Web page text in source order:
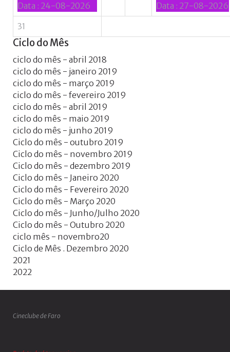
Data : 24-08-2026
Data : 27-08-2026
31
CiclodoMês
ciclo do mês - abril 2018
ciclo do mês - janeiro 2019
ciclo do mês - março 2019
ciclo do mês - fevereiro 2019
ciclo do mês - abril 2019
ciclo do mês - maio 2019
ciclo do mês - junho 2019
Ciclo do mês - outubro 2019
Ciclo do mês - novembro 2019
Ciclo do mês - dezembro 2019
Ciclo do mês - Janeiro 2020
Ciclo do mês - Fevereiro 2020
Ciclo do mês - Março 2020
Ciclo do mês - Junho/Julho 2020
Ciclo do mês - Outubro 2020
ciclo mês - novembro20
Ciclo de Mês . Dezembro 2020
2021
2022
Cineclube de Faro